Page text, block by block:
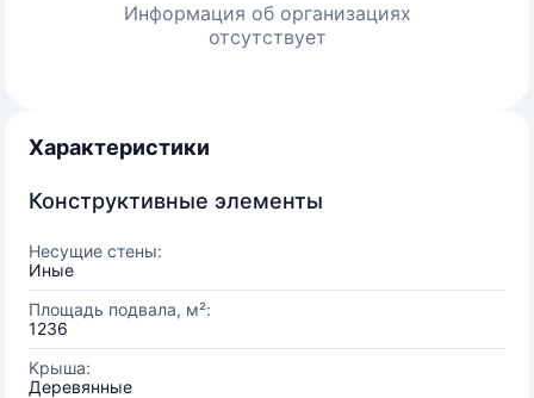
Информация об организациях
отсутствует
Характеристики
Конструктивные элементы
Несущие стены:
Иные
Площадь подвала, м²:
1236
Крыша:
Деревянные